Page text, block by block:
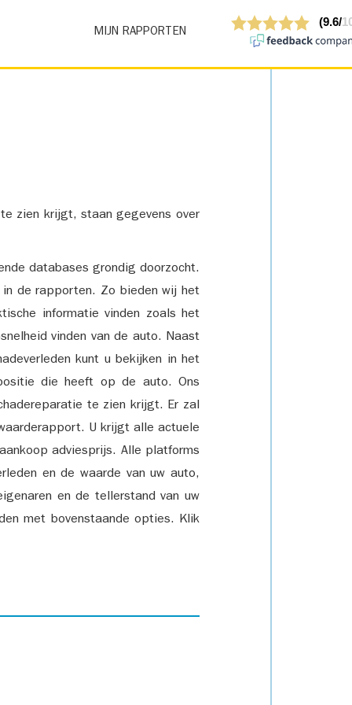
MIJN RAPPORTEN
zien krijgt, staan gegevens over
databases grondig doorzocht.
de rapporten. Zo bieden wij het
informatie vinden zoals het
vinden van de auto. Naast
kunt u bekijken in het
die heeft op de auto. Ons
te zien krijgt. Er zal
U krijgt alle actuele
adviesprijs. Alle platforms
en de waarde van uw auto,
en de tellerstand van uw
met bovenstaande opties. Klik